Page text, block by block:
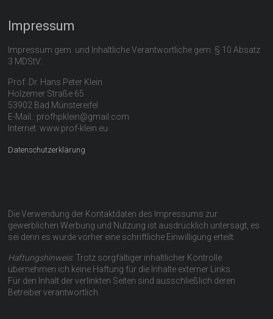
Impressum
Impressum gem. und Inhaltliche Verantwortliche gem. § 10 Absatz
3 MDStV:
Prof. Dr. Hans Peter Klein
Holzemer Straße 65
53902 Bad Münstereifel
E-Mail.: profhpklein@gmail.com
Internet: www.prof-klein.eu
Datenschutzerklärung
Die Verwendung der Kontaktdaten des Impressums zur
gewerblichen Werbung und Nutzung ist ausdrücklich untersagt, es
sei denn es wurde vorher eine schriftliche Einwilligung erteilt.
Haftungshinweis: Trotz sorgfältiger inhaltlicher Kontrolle
übernehmen ich keine Haftung für die Inhalte externer Links.
Für den Inhalt der verlinkten Seiten sind ausschließlich deren
Betreiber verantwortlich.